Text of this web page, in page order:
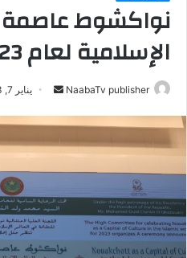
نواكشوط عاصمة
الإسلامية لعام 2023
NaabaTv publisher
س
ل
ي
د
ا
يناير 7, 2023